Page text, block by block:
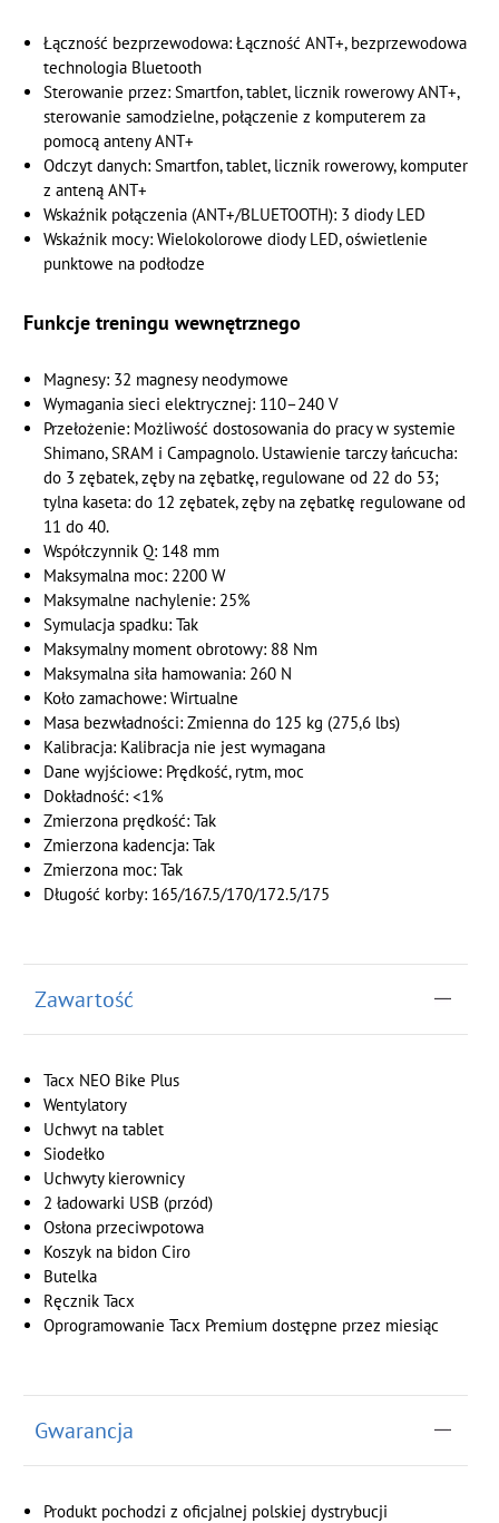
Łączność bezprzewodowa: Łączność ANT+, bezprzewodowa
technologia Bluetooth
Sterowanie przez: Smartfon, tablet, licznik rowerowy ANT+,
sterowanie samodzielne, połączenie z komputerem za
pomocą anteny ANT+
Odczyt danych: Smartfon, tablet, licznik rowerowy, komputer
z anteną ANT+
Wskaźnik połączenia (ANT+/BLUETOOTH): 3 diody LED
Wskaźnik mocy: Wielokolorowe diody LED, oświetlenie
punktowe na podłodze
Funkcje treningu wewnętrznego
Magnesy: 32 magnesy neodymowe
Wymagania sieci elektrycznej: 110–240 V
Przełożenie: Możliwość dostosowania do pracy w systemie
Shimano, SRAM i Campagnolo. Ustawienie tarczy łańcucha:
do 3 zębatek, zęby na zębatkę, regulowane od 22 do 53;
tylna kaseta: do 12 zębatek, zęby na zębatkę regulowane od
11 do 40.
Współczynnik Q: 148 mm
Maksymalna moc: 2200 W
Maksymalne nachylenie: 25%
Symulacja spadku: Tak
Maksymalny moment obrotowy: 88 Nm
Maksymalna siła hamowania: 260 N
Koło zamachowe: Wirtualne
Masa bezwładności: Zmienna do 125 kg (275,6 lbs)
Kalibracja: Kalibracja nie jest wymagana
Dane wyjściowe: Prędkość, rytm, moc
Dokładność: <1%
Zmierzona prędkość: Tak
Zmierzona kadencja: Tak
Zmierzona moc: Tak
Długość korby: 165/167.5/170/172.5/175
Zawartość
Tacx NEO Bike Plus
Wentylatory
Uchwyt na tablet
Siodełko
Uchwyty kierownicy
2 ładowarki USB (przód)
Osłona przeciwpotowa
Koszyk na bidon Ciro
Butelka
Ręcznik Tacx
Oprogramowanie Tacx Premium dostępne przez miesiąc
Gwarancja
Produkt pochodzi z oficjalnej polskiej dystrybucji